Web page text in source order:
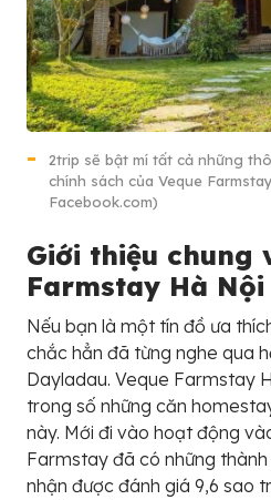
2trip sẽ bật mí tất cả những
chính sách của Veque
Facebook.com)
Giới thiệu chung
Farmstay Hà Nội
Nếu bạn là một tín đồ ưa
chắc hẳn đã từng nghe qua
Dayladau. Veque Farmstay
trong số những căn
này. Mới đi vào hoạt động
Farmstay đã có những
nhận được đánh giá 9,6 sao